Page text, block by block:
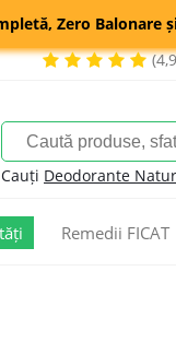
Zero Balonare
Cauți Deodorante
Remedii FICAT